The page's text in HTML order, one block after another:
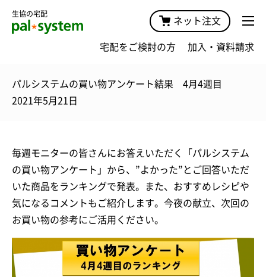
生協の宅配
ネット注文
宅配をご検討の方 加入・資料請求
パルシステムの買い物アンケート結果 4月4週目
2021年5月21日
毎週モニターの皆さんにお答えいただく「パルシステム
の買い物アンケート」から、”よかった”とご回答いただ
いた商品をランキングで発表。また、おすすめレシピや
気になるコメントもご紹介します。今夜の献立、次回の
お買い物の参考にご活用ください。